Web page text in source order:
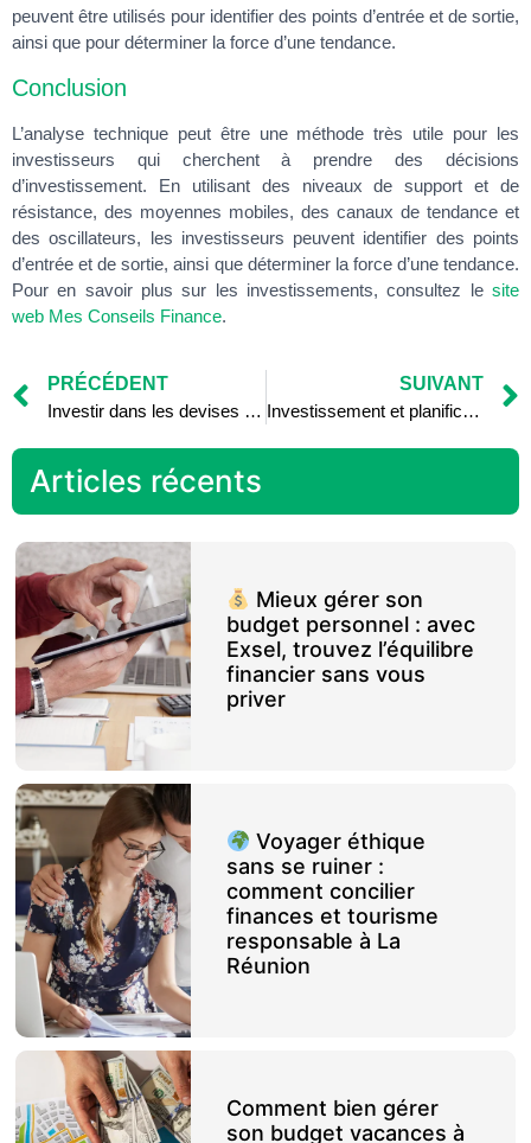
peuvent être utilisés pour identifier des points d’entrée et de sortie,
ainsi que pour déterminer la force d’une tendance.
Conclusion
L’analyse technique peut être une méthode très utile pour les
investisseurs qui cherchent à prendre des décisions
d’investissement. En utilisant des niveaux de support et de
résistance, des moyennes mobiles, des canaux de tendance et
des oscillateurs, les investisseurs peuvent identifier des points
d’entrée et de sortie, ainsi que déterminer la force d’une tendance.
Pour en savoir plus sur les investissements, consultez le site
web Mes Conseils Finance.
PRÉCÉDENT
Investir dans les devises étrangères : comprendre le marché des changes
SUIVANT
Investissement et planification des objectifs à court terme : vacances, voiture, etc.
Articles récents
Mieux gérer son
budget personnel : avec
Exsel, trouvez l’équilibre
financier sans vous
priver
Voyager éthique
sans se ruiner :
comment concilier
finances et tourisme
responsable à La
Réunion
Comment bien gérer
son budget vacances à